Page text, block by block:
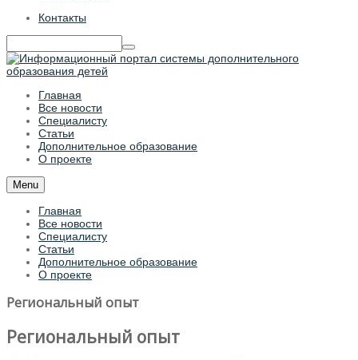
Контакты
Главная
Все новости
Специалисту
Статьи
Дополнительное образование
О проекте
Menu
Главная
Все новости
Специалисту
Статьи
Дополнительное образование
О проекте
Региональный опыт
Региональный опыт